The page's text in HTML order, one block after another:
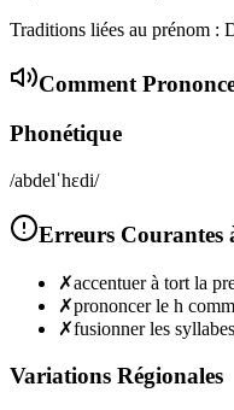
Traditions liées au prénom :
Comment
Phonétique
/abdelˈhɛdi/
Erreurs Courantes
✗accentuer à tort la
✗prononcer le h
✗fusionner les
Variations Régionales